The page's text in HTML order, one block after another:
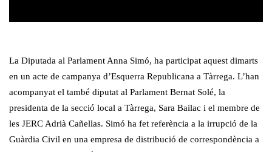
La Diputada al Parlament Anna Simó, ha participat aquest dimarts
en un acte de campanya d’Esquerra Republicana a Tàrrega. L’han
acompanyat el també diputat al Parlament Bernat Solé, la
presidenta de la secció local a Tàrrega, Sara Bailac i el membre de
les JERC Adrià Cañellas. Simó ha fet referència a la irrupció de la
Guàrdia Civil en una empresa de distribució de correspondència a